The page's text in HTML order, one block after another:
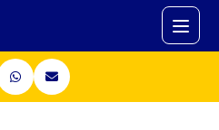
O GUIA COMPLETO PARA SUA LOJA